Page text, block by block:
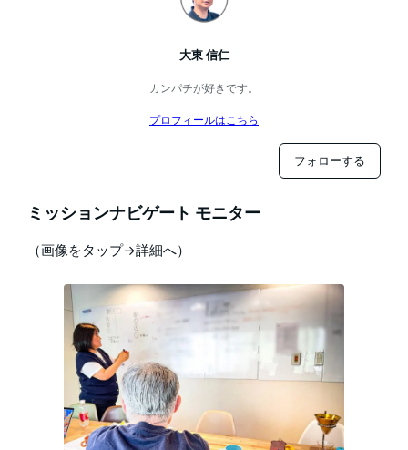
大東 信仁
カンパチが好きです。
プロフィールはこちら
フォローする
ミッションナビゲート モニター
（画像をタップ→詳細へ）